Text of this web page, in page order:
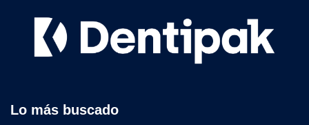
Lo más buscado